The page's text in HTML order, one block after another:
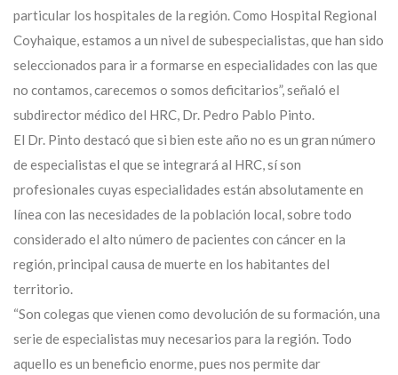
particular los hospitales de la región. Como Hospital Regional
Coyhaique, estamos a un nivel de subespecialistas, que han sido
seleccionados para ir a formarse en especialidades con las que
no contamos, carecemos o somos deficitarios”, señaló el
subdirector médico del HRC, Dr. Pedro Pablo Pinto.
El Dr. Pinto destacó que si bien este año no es un gran número
de especialistas el que se integrará al HRC, sí son
profesionales cuyas especialidades están absolutamente en
línea con las necesidades de la población local, sobre todo
considerado el alto número de pacientes con cáncer en la
región, principal causa de muerte en los habitantes del
territorio.
“Son colegas que vienen como devolución de su formación, una
serie de especialistas muy necesarios para la región. Todo
aquello es un beneficio enorme, pues nos permite dar